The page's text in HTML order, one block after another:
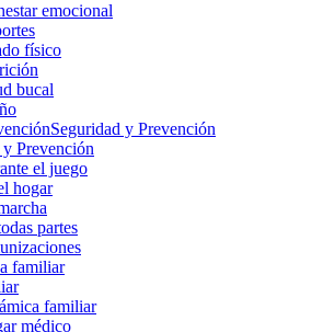
emocional
físico
bucal
Seguridad y Prevención
Prevención
el juego
hogar
partes
familiar
familiar
médico